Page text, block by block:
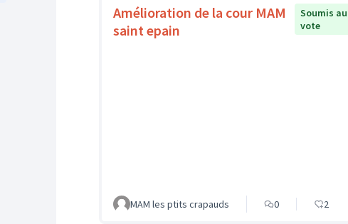
Amélioration de la cour MAM
saint epain
Soumis au
vote
MAM les ptits crapauds 0 2